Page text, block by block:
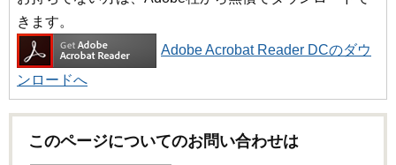
きます。
Adobe Acrobat Reader DCのダウ
ンロードへ
このページについてのお問い合わせは